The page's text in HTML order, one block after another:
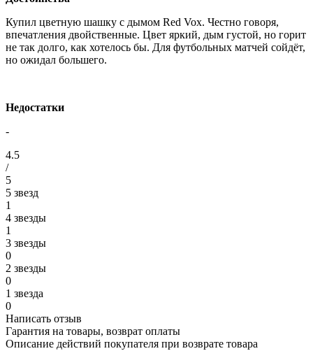
Купил цветную шашку с дымом Red Vox. Честно говоря,
впечатления двойственные. Цвет яркий, дым густой, но горит
не так долго, как хотелось бы. Для футбольных матчей сойдёт,
но ожидал большего.
Недостатки
-
4.5
/
5
5 звезд
1
4 звезды
1
3 звезды
0
2 звезды
0
1 звезда
0
Написать отзыв
Гарантия на товары, возврат оплаты
Описание действий покупателя при возврате товара